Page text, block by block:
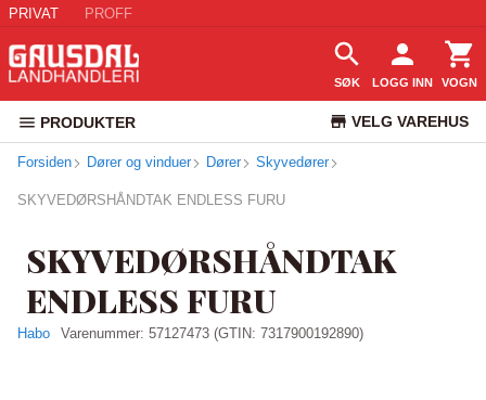
PRIVAT PROFF
SØK LOGG INN VOGN
PRODUKTER VELG VAREHUS
Forsiden Dører og vinduer Dører Skyvedører
SKYVEDØRSHÅNDTAK ENDLESS FURU
SKYVEDØRSHÅNDTAK
ENDLESS FURU
Habo Varenummer: 57127473 (GTIN: 7317900192890)